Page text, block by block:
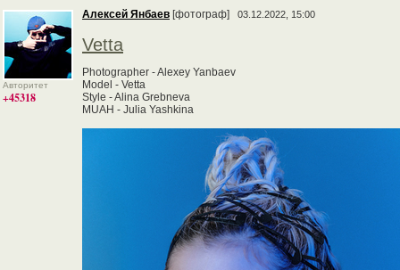
Авторитет
+45318
Алексей Янбаев [фотограф] 03.12.2022, 15:00
Vetta
Photographer - Alexey Yanbaev
Model - Vetta
Style - Alina Grebneva
MUAH - Julia Yashkina